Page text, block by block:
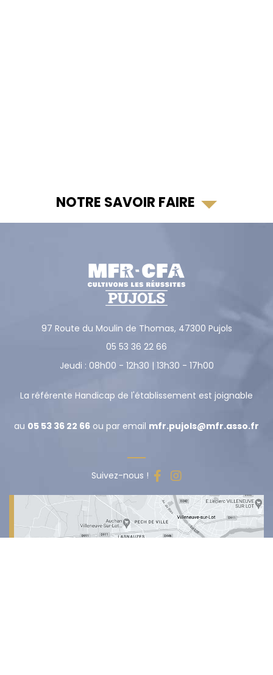
NOTRE SAVOIR FAIRE
97 Route du Moulin de Thomas, 47300 Pujols
05 53 36 22 66
Jeudi : 08h00 - 12h30 | 13h30 - 17h00
La référente Handicap de l'établissement est joignable
au 05 53 36 22 66 ou par email mfr.pujols@mfr.asso.fr
Suivez-nous !